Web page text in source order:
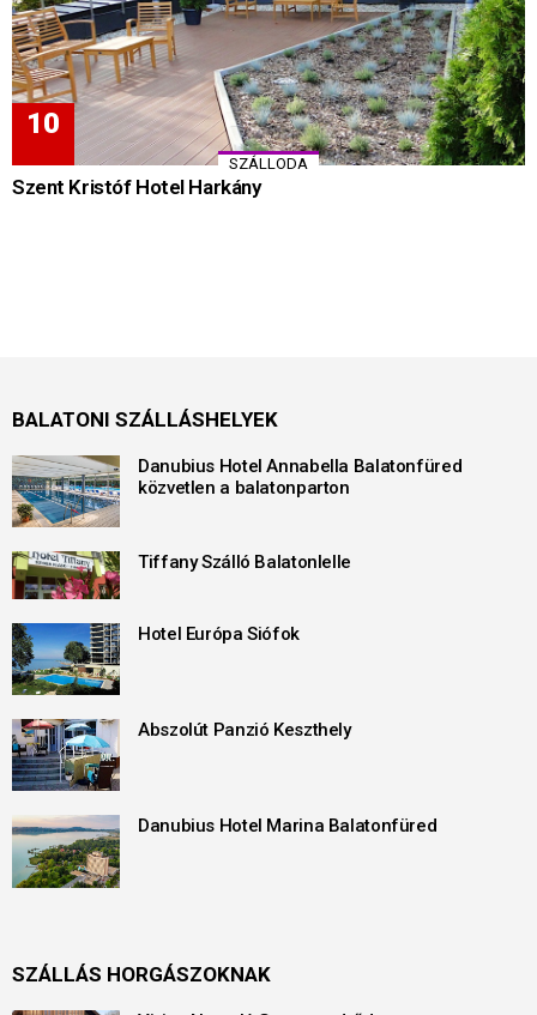
SZÁLLODA
Szent Kristóf Hotel Harkány
BALATONI SZÁLLÁSHELYEK
Danubius Hotel Annabella Balatonfüred
közvetlen a balatonparton
Tiffany Szálló Balatonlelle
Hotel Európa Siófok
Abszolút Panzió Keszthely
Danubius Hotel Marina Balatonfüred
SZÁLLÁS HORGÁSZOKNAK